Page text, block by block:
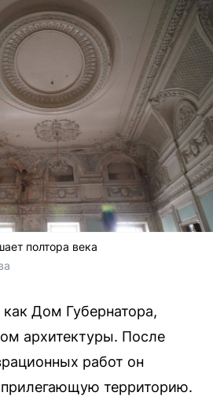
полтора века
Дом Губернатора,
архитектуры. После
работ он
территорию.